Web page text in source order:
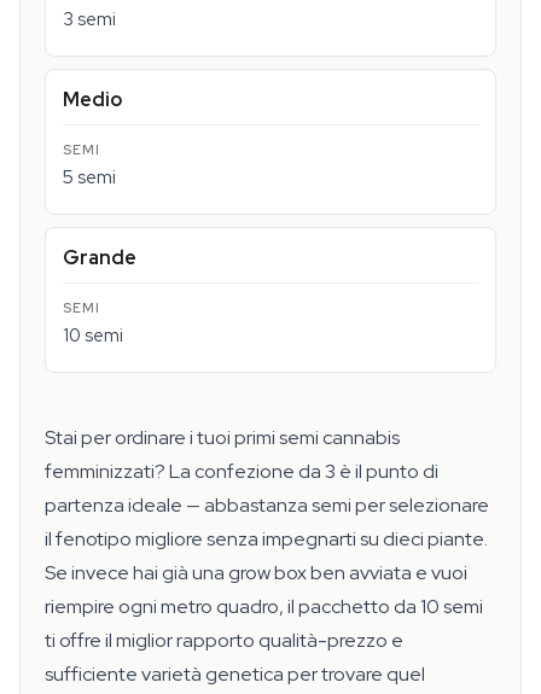
3 semi
Medio
5 semi
Grande
10 semi
Stai per ordinare i tuoi primi semi cannabis
femminizzati? La confezione da 3 è il punto di
partenza ideale — abbastanza semi per selezionare
il fenotipo migliore senza impegnarti su dieci piante.
Se invece hai già una grow box ben avviata e vuoi
riempire ogni metro quadro, il pacchetto da 10 semi
ti offre il miglior rapporto qualità-prezzo e
sufficiente varietà genetica per trovare quel